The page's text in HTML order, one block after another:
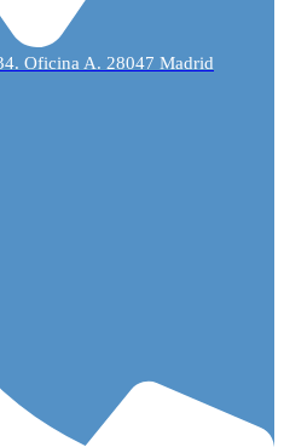
Oficina A. 28047 Madrid